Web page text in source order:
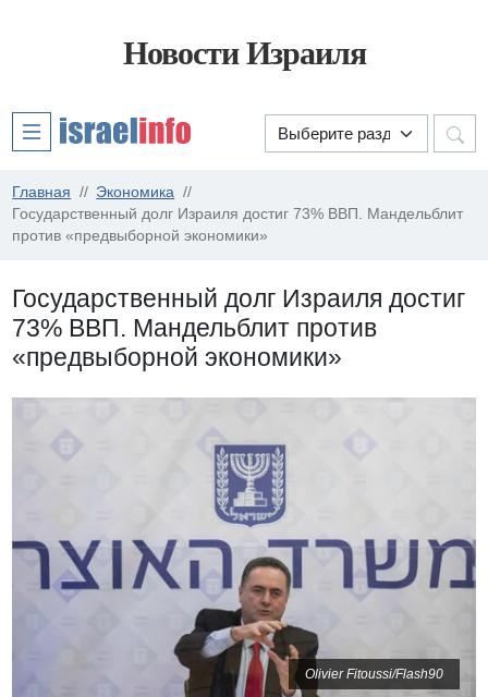
Новости Израиля
Главная
Экономика
Государственный долг Израиля достиг 73% ВВП. Мандельблит
против «предвыборной экономики»
Государственный долг Израиля достиг
73% ВВП. Мандельблит против
«предвыборной экономики»
Olivier Fitoussi/Flash90